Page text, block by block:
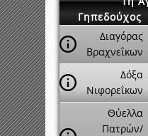
Γηπεδούχος
Διαγόρας
Βραχνεΐκων
Δόξα
Νιφορεΐκων
Θύελλα
Πατρών/